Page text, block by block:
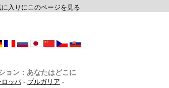
入りにこのページを見る
ョン：あなたはどこに
ロッパ - ブルガリア -